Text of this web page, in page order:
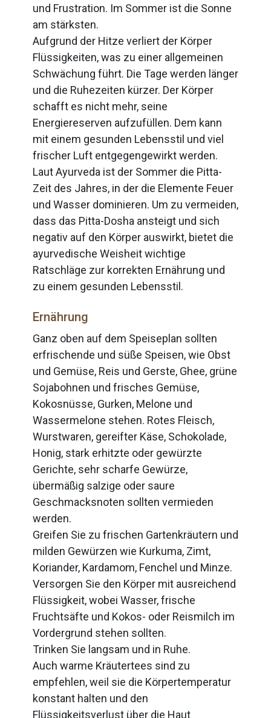
und Frustration. Im Sommer ist die Sonne
am stärksten.
Aufgrund der Hitze verliert der Körper
Flüssigkeiten, was zu einer allgemeinen
Schwächung führt. Die Tage werden länger
und die Ruhezeiten kürzer. Der Körper
schafft es nicht mehr, seine
Energiereserven aufzufüllen. Dem kann
mit einem gesunden Lebensstil und viel
frischer Luft entgegengewirkt werden.
Laut Ayurveda ist der Sommer die Pitta-
Zeit des Jahres, in der die Elemente Feuer
und Wasser dominieren. Um zu vermeiden,
dass das Pitta-Dosha ansteigt und sich
negativ auf den Körper auswirkt, bietet die
ayurvedische Weisheit wichtige
Ratschläge zur korrekten Ernährung und
zu einem gesunden Lebensstil.
Ernährung
Ganz oben auf dem Speiseplan sollten
erfrischende und süße Speisen, wie Obst
und Gemüse, Reis und Gerste, Ghee, grüne
Sojabohnen und frisches Gemüse,
Kokosnüsse, Gurken, Melone und
Wassermelone stehen. Rotes Fleisch,
Wurstwaren, gereifter Käse, Schokolade,
Honig, stark erhitzte oder gewürzte
Gerichte, sehr scharfe Gewürze,
übermäßig salzige oder saure
Geschmacksnoten sollten vermieden
werden.
Greifen Sie zu frischen Gartenkräutern und
milden Gewürzen wie Kurkuma, Zimt,
Koriander, Kardamom, Fenchel und Minze.
Versorgen Sie den Körper mit ausreichend
Flüssigkeit, wobei Wasser, frische
Fruchtsäfte und Kokos- oder Reismilch im
Vordergrund stehen sollten.
Trinken Sie langsam und in Ruhe.
Auch warme Kräutertees sind zu
empfehlen, weil sie die Körpertemperatur
konstant halten und den
Flüssigkeitsverlust über die Haut